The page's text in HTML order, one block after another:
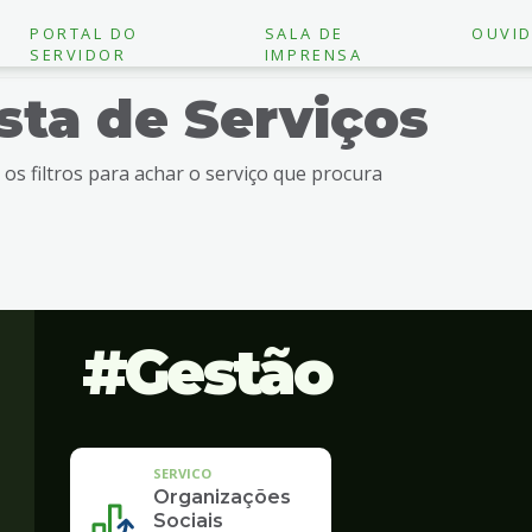
PORTAL DO
SERVIDOR
SALA DE
IMPRENSA
de Serviços
os filtros para achar o serviço que procura
Gestão
SERVICO
Organizações
Sociais